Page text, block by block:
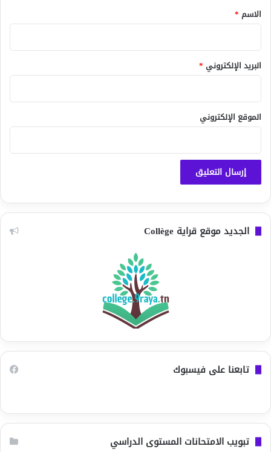
*
الاسم *
البريد الإلكتروني *
الموقع الإلكتروني
الجديد موقع قراية Collège
تابعنا على فيسبوك
تبويب الامتحانات المستوى الدراسي